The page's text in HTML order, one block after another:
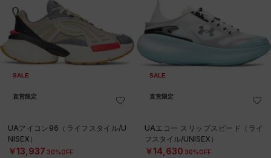
SALE
直営限定
UAアイコン96（ライフスタイル/U
NISEX）
￥13,937 30%OFF
SALE
直営限定
UAエコー スリップスピード（ライ
フスタイル/UNISEX）
￥14,630 30%OFF